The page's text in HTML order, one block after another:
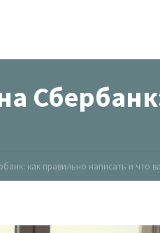
как правильно написать и что